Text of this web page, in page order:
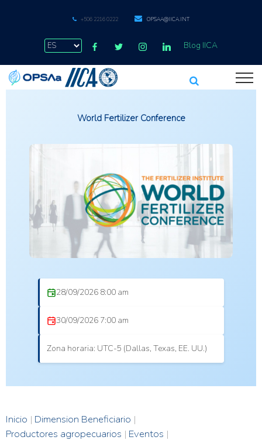
+506 2216 0222 OPSAA@IICA.INT
Blog IICA
World Fertilizer Conference
28/09/2026 8:00 am
30/09/2026 7:00 am
Zona horaria: UTC-5 (Dallas, Texas, EE. UU.)
Inicio | Dimension Beneficiario |
Productores agropecuarios | Eventos |